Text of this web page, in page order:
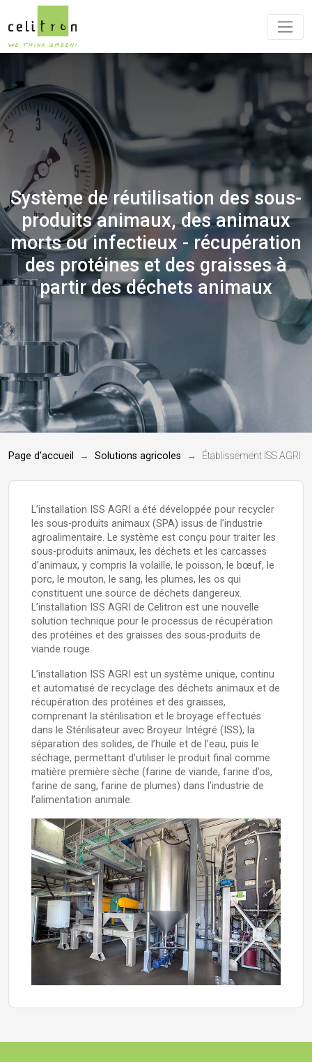
Système de réutilisation des sous-
produits animaux, des animaux
morts ou infectieux - récupération
des protéines et des graisses à
partir des déchets animaux
Page d’accueil Solutions agricoles Établissement ISS AGRI
L’installation ISS AGRI a été développée pour recycler
les sous-produits animaux (SPA) issus de l’industrie
agroalimentaire. Le système est conçu pour traiter les
sous-produits animaux, les déchets et les carcasses
d’animaux, y compris la volaille, le poisson, le bœuf, le
porc, le mouton, le sang, les plumes, les os qui
constituent une source de déchets dangereux.
L’installation ISS AGRI de Celitron est une nouvelle
solution technique pour le processus de récupération
des protéines et des graisses des sous-produits de
viande rouge.
L’installation ISS AGRI est un système unique, continu
et automatisé de recyclage des déchets animaux et de
récupération des protéines et des graisses,
comprenant la stérilisation et le broyage effectués
dans le Stérilisateur avec Broyeur Intégré (ISS), la
séparation des solides, de l’huile et de l’eau, puis le
séchage, permettant d’utiliser le produit final comme
matière première sèche (farine de viande, farine d’os,
farine de sang, farine de plumes) dans l’industrie de
l’alimentation animale.